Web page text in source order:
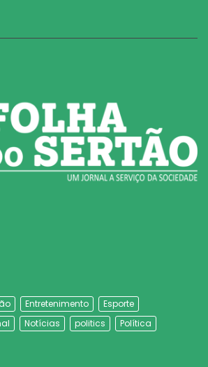
Entretenimento
Esporte
Notícias politics
Política